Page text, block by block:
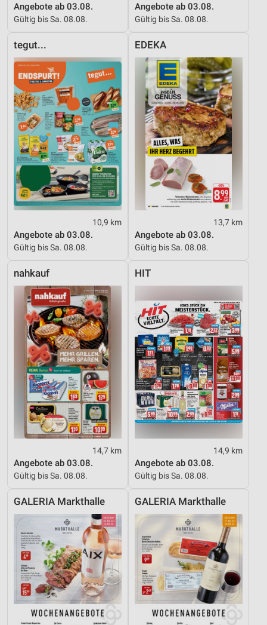
Angebote ab 03.08.
Gültig bis Sa. 08.08.
Angebote ab 03.08.
Gültig bis Sa. 08.08.
tegut...
10,9 km
Angebote ab 03.08.
Gültig bis Sa. 08.08.
EDEKA
13,7 km
Angebote ab 03.08.
Gültig bis Sa. 08.08.
nahkauf
14,7 km
Angebote ab 03.08.
Gültig bis Sa. 08.08.
HIT
14,9 km
Angebote ab 03.08.
Gültig bis Sa. 08.08.
GALERIA Markthalle GALERIA Markthalle
Messung der Performance von Inhalten
Analyse von Zielgruppen durch Statistiken oder
Kombinationen von Daten aus verschiedenen
Quellen
Entwicklung und Verbesserung der Angebote
Verwendung reduzierter Daten zur Auswahl von
Inhalten
IAB-Besonderheiten:
Verwendung genauer Standortdaten
Geräte anhand von aktiv angeforderten
Informationen identifizieren
Nicht-IAB-Verarbeitungszwecke:
Notwendig
Performance
Funktional
Werbung